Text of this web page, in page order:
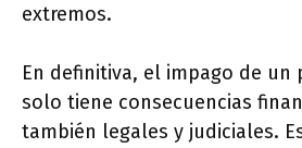
extremos.
En definitiva, el impago de un
solo tiene consecuencias
también legales y judiciales.